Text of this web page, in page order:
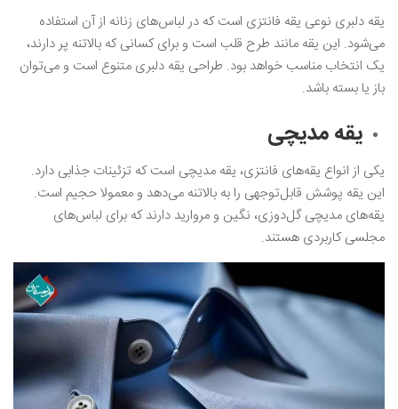
یقه دلبری نوعی یقه فانتزی است که در لباس‌های زنانه از آن استفاده
می‌شود. این یقه مانند طرح قلب است و برای کسانی که بالاتنه پر دارند،
یک انتخاب مناسب خواهد بود. طراحی یقه دلبری متنوع است و می‌توان
باز یا بسته باشد.
یقه مدیچی
یکی از انواع یقه‌های فانتزی، یقه مدیچی است که تزئینات جذابی دارد.
این یقه پوشش قابل‌توجهی را به بالاتنه می‌دهد و معمولا حجیم است‌.
یقه‌های مدیچی گل‌دوزی، نگین و مروارید دارند که برای لباس‌های
مجلسی کاربردی‌ هستند.